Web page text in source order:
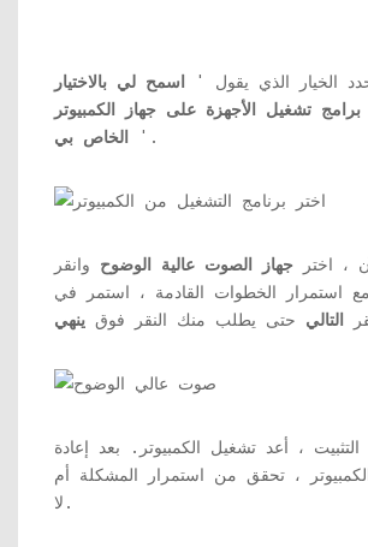
الخيار الذي يقول ' اسمح لي بالاختيار
تشغيل الأجهزة على جهاز الكمبيوتر
الخاص بي '.
، اختر جهاز الصوت عالية الوضوح وانقر
استمرار الخطوات القادمة ، استمر في
التالي حتى يطلب منك النقر فوق ينهي
، أعد تشغيل الكمبيوتر. بعد إعادة
، تحقق من استمرار المشكلة أم
لا.